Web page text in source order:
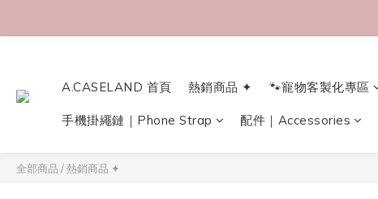
A.CASELAND 首頁 熱銷商品 ✦ 🐾寵物客製化專區
手機掛繩鏈｜Phone Strap 配件｜Accessories
全部商品 /熱銷商品 ✦